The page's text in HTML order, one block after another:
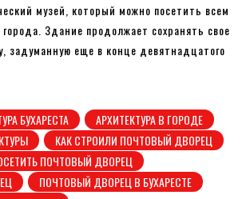
музей, который можно посетить всем
Здание продолжает сохранять свое
задуманную еще в конце девятнадцатого
БУХАРЕСТА
АРХИТЕКТУРА В ГОРОДЕ
КАК СТРОИЛИ ПОЧТОВЫЙ ДВОРЕЦ
ПОЧТОВЫЙ ДВОРЕЦ
ПОЧТОВЫЙ ДВОРЕЦ В БУХАРЕСТЕ